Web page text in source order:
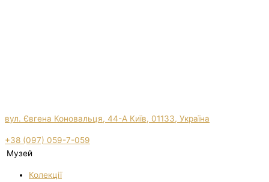
вул. Євгена Коновальця, 44-А Київ, 01133, Україна
+38 (097) 059-7-059
Музей
Колекції